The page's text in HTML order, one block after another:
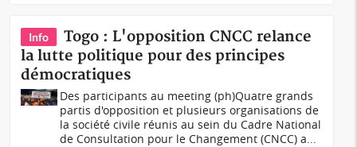
Info
Togo : L'opposition CNCC relance
la lutte politique pour des principes
démocratiques
Des participants au meeting (ph)Quatre grands
partis d'opposition et plusieurs organisations de
la société civile réunis au sein du Cadre National
de Consultation pour le Changement (CNCC) a...